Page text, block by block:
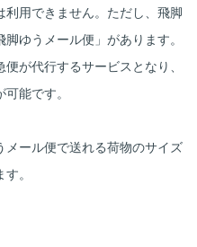
用できません。ただし、飛脚
ゆうメール便」があります。
が代行するサービスとなり、
能です。
ール便で送れる荷物のサイズ
。